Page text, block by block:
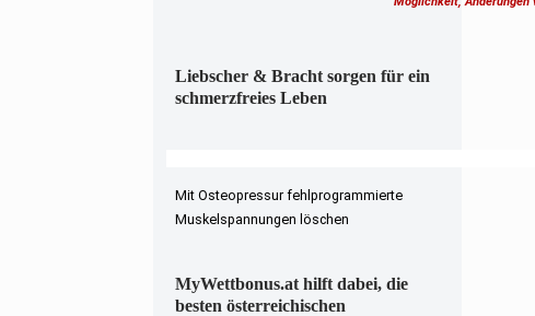
Liebscher & Bracht sorgen für ein
schmerzfreies Leben
Mit Osteopressur fehlprogrammierte
Muskelspannungen löschen
MyWettbonus.at hilft dabei, die
besten österreichischen